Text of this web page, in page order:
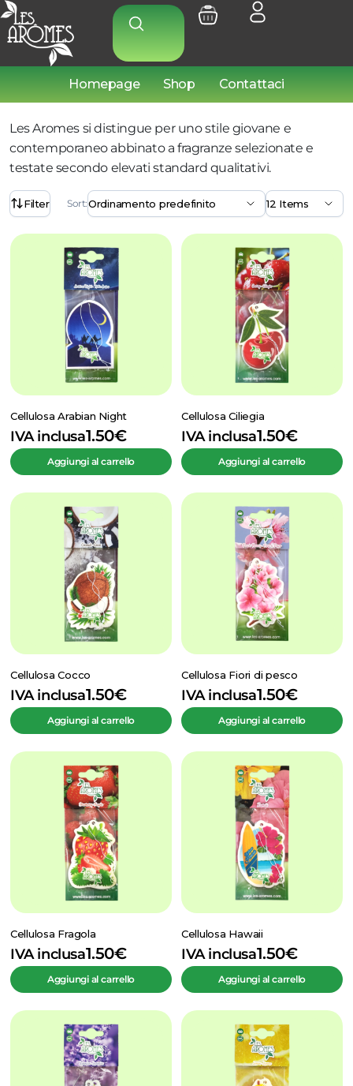
Homepage Shop Contattaci
Les Aromes si distingue per uno stile giovane e
contemporaneo abbinato a fragranze selezionate e
testate secondo elevati standard qualitativi.
Filter Sort:
Cellulosa Arabian Night
1.50€
IVA inclusa
Aggiungi al carrello
Cellulosa Ciliegia
1.50€
IVA inclusa
Aggiungi al carrello
Cellulosa Cocco
1.50€
IVA inclusa
Aggiungi al carrello
Cellulosa Fiori di pesco
1.50€
IVA inclusa
Aggiungi al carrello
Cellulosa Fragola
1.50€
IVA inclusa
Aggiungi al carrello
Cellulosa Hawaii
1.50€
IVA inclusa
Aggiungi al carrello